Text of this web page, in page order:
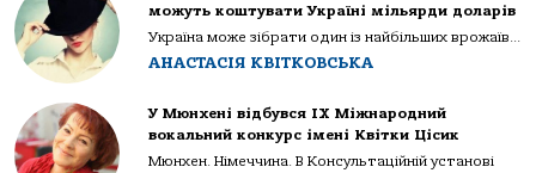
можуть коштувати Україні мільярди доларів
Україна може зібрати один із найбільших врожаїв...
АНАСТАСІЯ КВІТКОВСЬКА
У Мюнхені відбувся IX Міжнародний
вокальний конкурс імені Квітки Цісик
Мюнхен. Німеччина. В Консультаційній установі